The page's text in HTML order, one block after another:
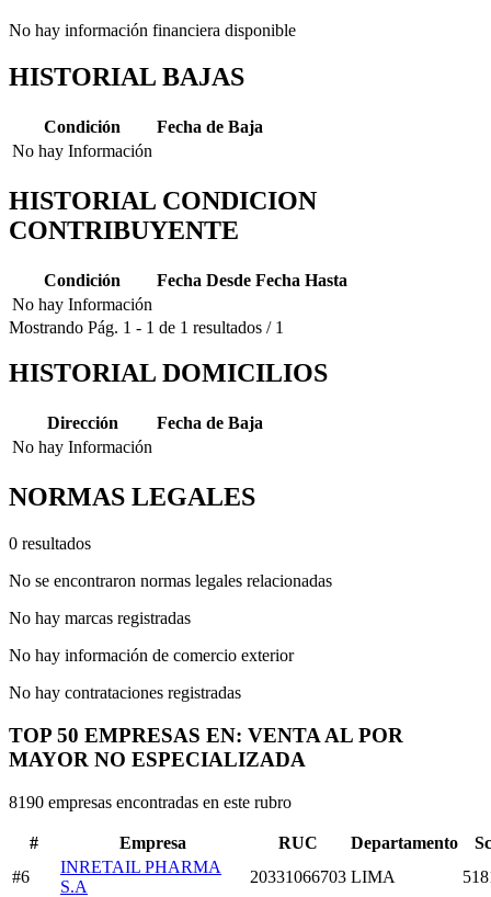
No hay información financiera disponible
HISTORIAL BAJAS
Condición
Fecha de Baja
No hay Información
HISTORIAL CONDICION
CONTRIBUYENTE
Condición Fecha Desde Fecha Hasta
No hay Información
Mostrando Pág. 1 - 1 de 1 resultados / 1
HISTORIAL DOMICILIOS
Dirección
Fecha de Baja
No hay Información
NORMAS LEGALES
0 resultados
No se encontraron normas legales relacionadas
No hay marcas registradas
No hay información de comercio exterior
No hay contrataciones registradas
TOP 50 EMPRESAS EN: VENTA AL POR
MAYOR NO ESPECIALIZADA
8190 empresas encontradas en este rubro
# Empresa RUC Departamento
#6
INRETAIL PHARMA
S.A
20331066703 LIMA